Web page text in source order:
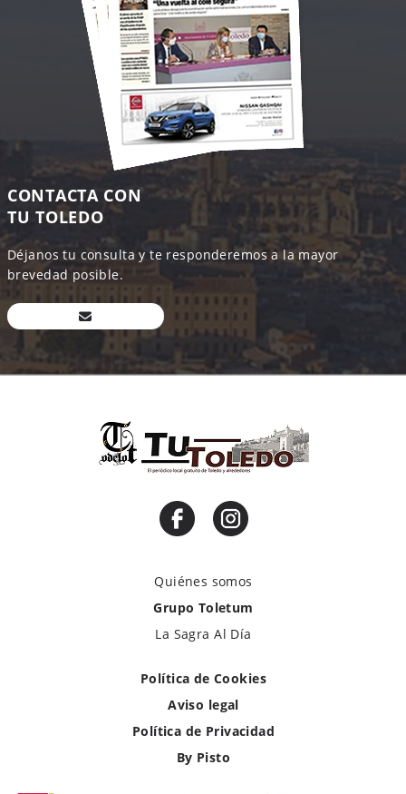
CONTACTA CON
TU TOLEDO
Déjanos tu consulta y te responderemos a la mayor
brevedad posible.
Quiénes somos
Grupo Toletum
La Sagra Al Día
Política de Cookies
Aviso legal
Política de Privacidad
By Pisto